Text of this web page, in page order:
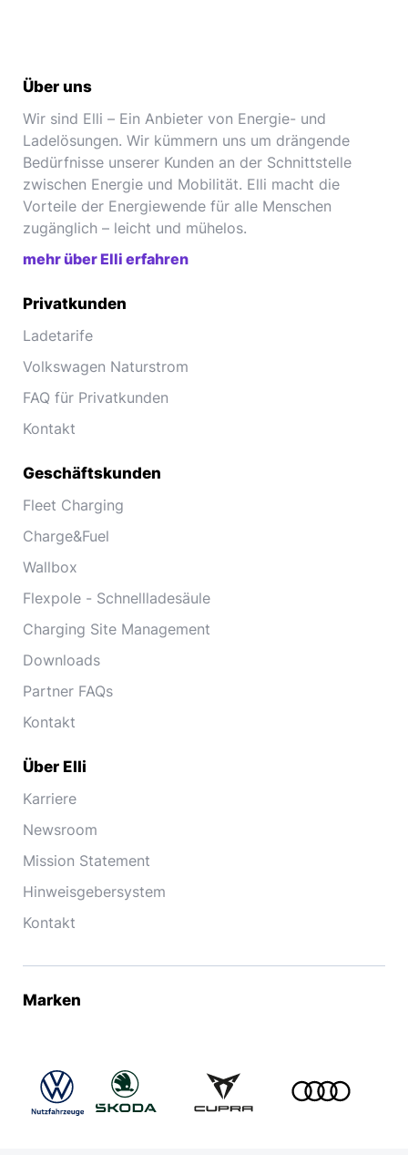
Über uns
Wir sind Elli – Ein Anbieter von Energie- und
Ladelösungen. Wir kümmern uns um drängende
Bedürfnisse unserer Kunden an der Schnittstelle
zwischen Energie und Mobilität. Elli macht die
Vorteile der Energiewende für alle Menschen
zugänglich – leicht und mühelos.
mehr über Elli erfahren
Privatkunden
Ladetarife
Volkswagen Naturstrom
FAQ für Privatkunden
Kontakt
Geschäftskunden
Fleet Charging
Charge&Fuel
Wallbox
Flexpole - Schnellladesäule
Charging Site Management
Downloads
Partner FAQs
Kontakt
Über Elli
Karriere
Newsroom
Mission Statement
Hinweisgebersystem
Kontakt
Marken